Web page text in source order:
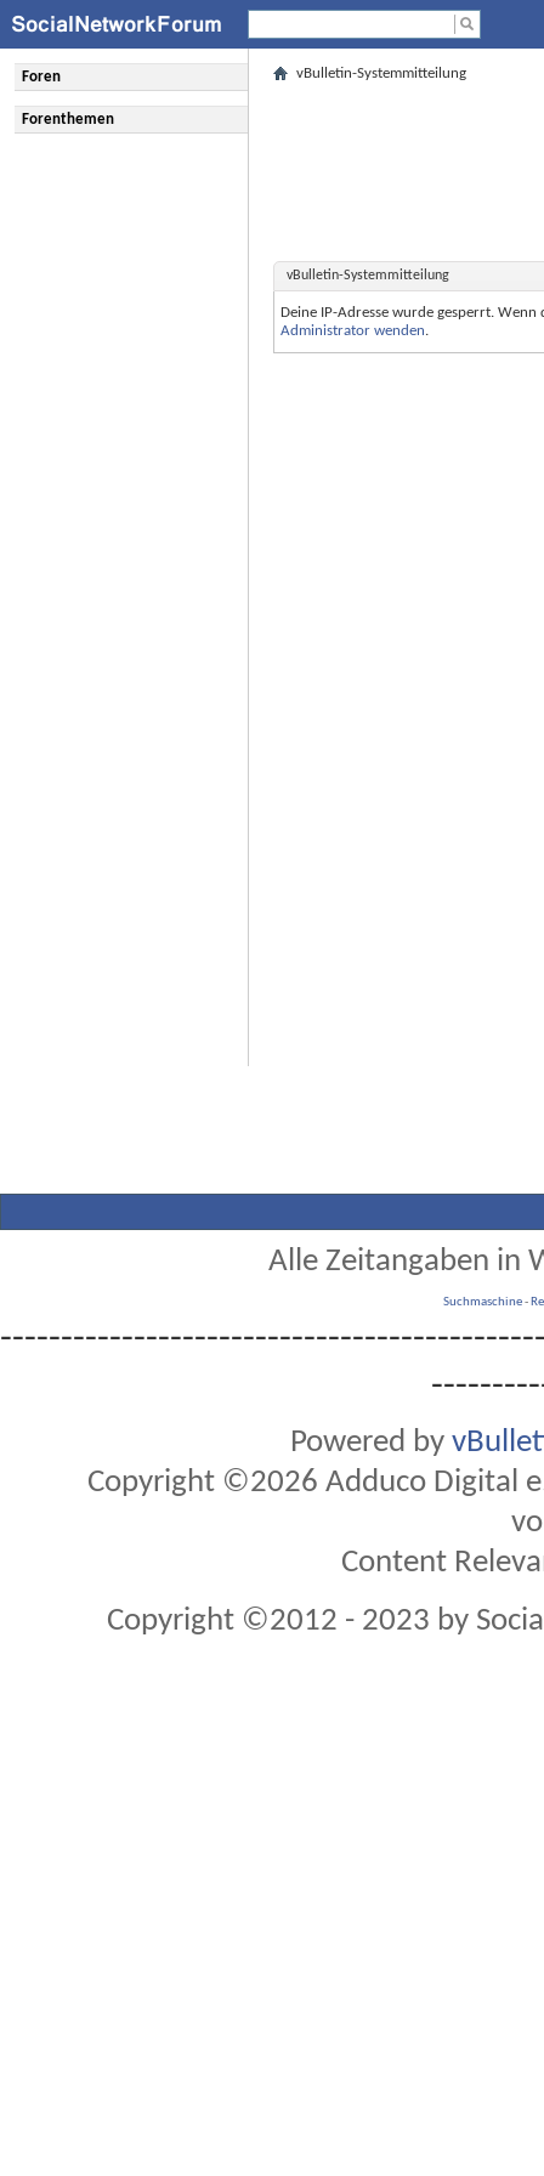
Foren
Forenthemen
vBulletin-Systemmitteilung
vBulletin-Systemmitteilung
Deine IP-Adresse wurde gesperrt.
Administrator wenden.
Alle Zeitangaben in
Suchmaschine-
Powered by
Copyright ©2026 Adduco Digital
Content
Copyright ©2012 - 2023 by